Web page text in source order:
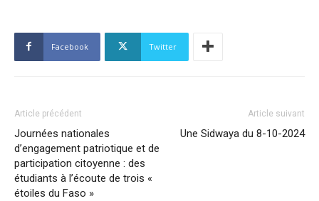
Facebook Twitter
Article précédent
Journées nationales
d’engagement patriotique et de
participation citoyenne : des
étudiants à l’écoute de trois «
étoiles du Faso »
Article suivant
Une Sidwaya du 8-10-2024